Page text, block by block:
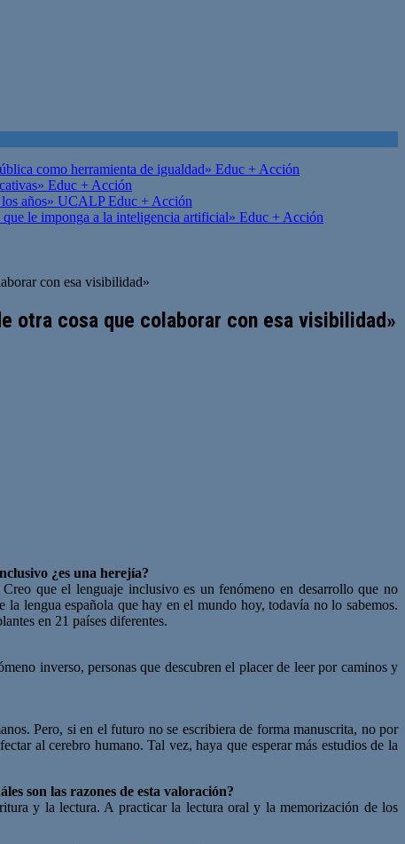
como herramienta de igualdad» Educ + Acción
Educ + Acción
los años» UCALPEduc + Acción
le imponga a la inteligencia artificial» Educ + Acción
con esa visibilidad»
otra cosa que colaborar con esa visibilidad»
¿es una herejía?
que el lenguaje inclusivo es un fenómeno en desarrollo que no
lengua española que hay en el mundo hoy, todavía no lo sabemos.
en 21 países diferentes.
inverso, personas que descubren el placer de leer por caminos y
Pero, si en el futuro no se escribiera de forma manuscrita, no por
al cerebro humano. Tal vez, haya que esperar más estudios de la
son las razones de esta valoración?
y la lectura. A practicar la lectura oral y la memorización de los